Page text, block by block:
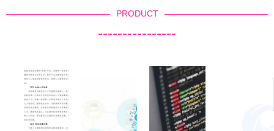
PRODUCT
----------------